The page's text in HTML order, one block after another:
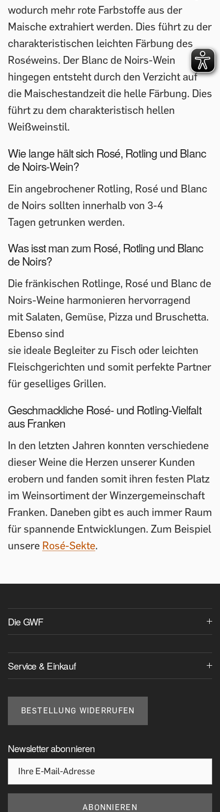
wodurch mehr rote Farbstoffe aus der
Maische extrahiert werden. Dies führt zu der
charakteristischen leichten Färbung des
Roséweins. Der Blanc de Noirs-Wein
hingegen entsteht durch den Verzicht auf
die Maischestandzeit die helle Färbung. Dies
führt zu dem charakteristisch hellen
Weißweinstil.
Wie lange hält sich Rosé, Rotling und Blanc
de Noirs-Wein?
Ein angebrochener Rotling, Rosé und Blanc
de Noirs sollten innerhalb von 3-4
Tagen getrunken werden.
Was isst man zum Rosé, Rotling und Blanc
de Noirs?
Die fränkischen Rotlinge, Rosé und Blanc de
Noirs-Weine harmonieren hervorragend
mit Salaten, Gemüse, Pizza und Bruschetta.
Ebenso sind
sie ideale Begleiter zu Fisch oder leichten
Fleischgerichten und somit perfekte Partner
für geselliges Grillen.
Geschmackliche Rosé- und Rotling-Vielfalt
aus Franken
In den letzten Jahren konnten verschiedene
dieser Weine die Herzen unserer Kunden
erobern und fanden somit ihren festen Platz
im Weinsortiment der Winzergemeinschaft
Franken. Daneben gibt es auch immer Raum
für spannende Entwicklungen. Zum Beispiel
unsere Rosé-Sekte.
Die GWF
Service & Einkauf
BESTELLUNG WIDERRUFEN
Newsletter abonnieren
ABONNIEREN